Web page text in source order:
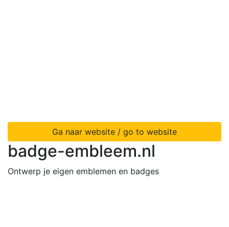
Ga naar website / go to website
badge-embleem.nl
Ontwerp je eigen emblemen en badges